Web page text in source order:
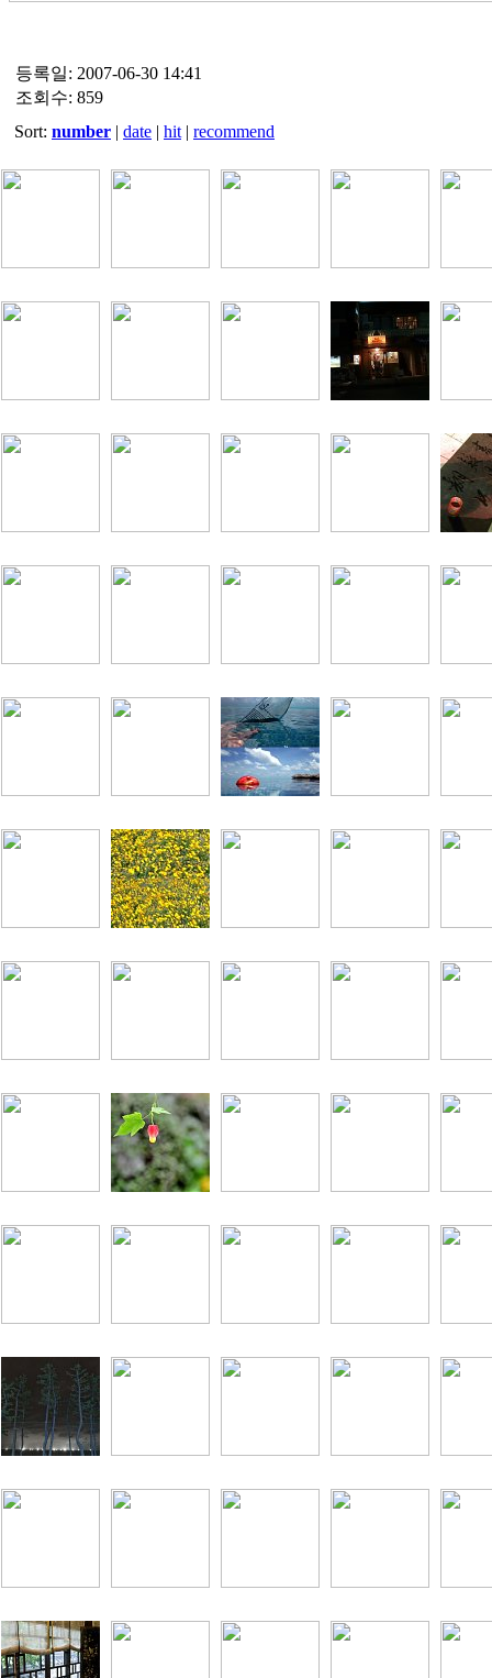
등록일: 2007-06-30 14:41
조회수: 859
Sort: number | date | hit | recommend